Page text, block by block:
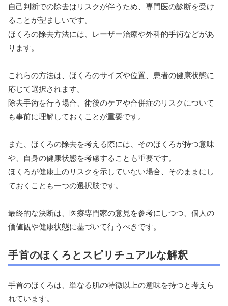
自己判断での除去はリスクが伴うため、専門医の診断を受け
ることが望ましいです。
ほくろの除去方法には、レーザー治療や外科的手術などがあ
ります。
これらの方法は、ほくろのサイズや位置、患者の健康状態に
応じて選択されます。
除去手術を行う場合、術後のケアや合併症のリスクについて
も事前に理解しておくことが重要です。
また、ほくろの除去を考える際には、そのほくろが持つ意味
や、自身の健康状態を考慮することも重要です。
ほくろが健康上のリスクを示していない場合、そのままにし
ておくことも一つの選択肢です。
最終的な決断は、医療専門家の意見を参考にしつつ、個人の
価値観や健康状態に基づいて行うべきです。
手首のほくろとスピリチュアルな解釈
手首のほくろは、単なる肌の特徴以上の意味を持つと考えら
れています。